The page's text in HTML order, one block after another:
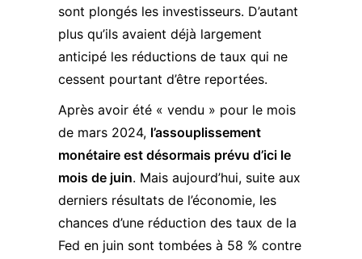
sont plongés les investisseurs. D’autant
plus qu’ils avaient déjà largement
anticipé les réductions de taux qui ne
cessent pourtant d’être reportées.
Après avoir été « vendu » pour le mois
de mars 2024, l’assouplissement
monétaire est désormais prévu d’ici le
mois de juin. Mais aujourd’hui, suite aux
derniers résultats de l’économie, les
chances d’une réduction des taux de la
Fed en juin sont tombées à 58 % contre